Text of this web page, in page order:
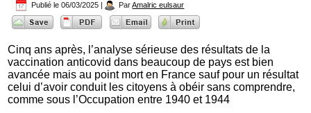
Publié le 06/03/2025 | Par Amalric eulsaur
Cinq ans après, l’analyse sérieuse des résultats de la
vaccination anticovid dans beaucoup de pays est bien
avancée mais au point mort en France sauf pour un résultat
celui d’avoir conduit les citoyens à obéir sans comprendre,
comme sous l’Occupation entre 1940 et 1944